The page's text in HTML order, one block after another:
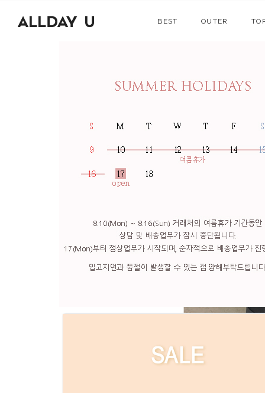
BEST OUTER
현재의 메세지창을 다시 표시하지 않음